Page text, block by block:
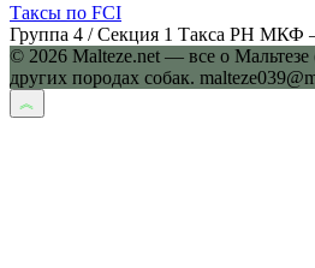
Таксы по FCI
Группа 4 / Секция 1 Такса РН МКФ
© 2026 Malteze.net — все о Мальтезе
других породах собак.